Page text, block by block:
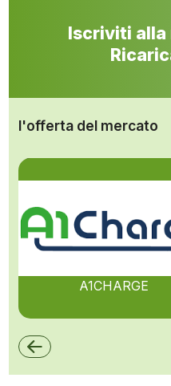
Iscriviti
l'offerta del mercato
A1CHARGE